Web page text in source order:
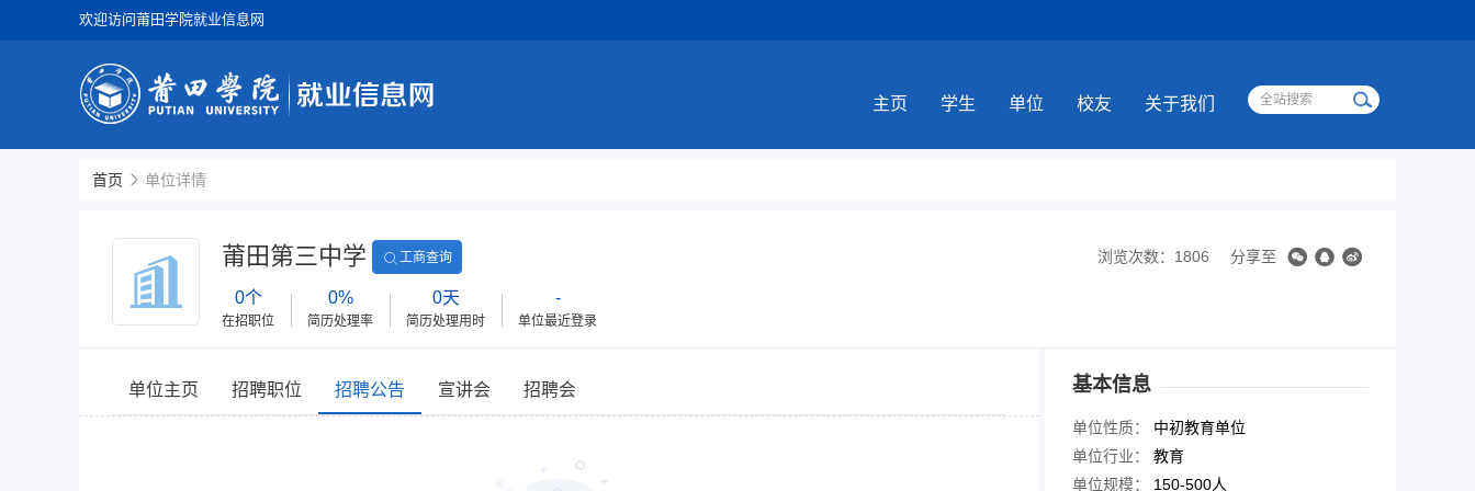
欢迎访问莆田学院就业信息网
主页 学生 单位 校友 关于我们
首页 单位详情
莆田第三中学 工商查询
0个
在招职位
0%
简历处理率
0天
简历处理用时
-
单位最近登录
浏览次数：1806 分享至
单位主页 招聘职位 招聘公告 宣讲会 招聘会 基本信息
单位性质：
中初教育单位
单位行业：
教育
单位规模：
150-500人